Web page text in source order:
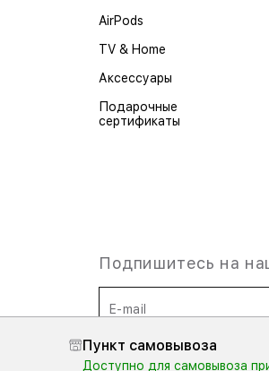
Пункт самовывоза
Доступно для самовывоза
AirPods
TV & Home
Аксессуары
Подарочные
сертификаты
Подпишитесь на
E-mail
Я согласен на